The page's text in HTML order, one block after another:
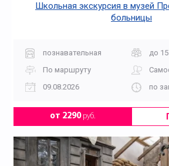
Школьная экскурсия в музей
больницы
познавательная
до
По маршруту
09.08.2026
по
от 2290руб.